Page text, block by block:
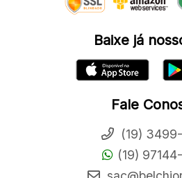
Baixe já
Fale
(19)
(19)